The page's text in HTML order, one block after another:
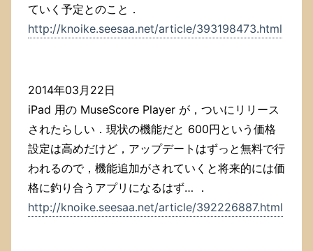
ていく予定とのこと．
http://knoike.seesaa.net/article/393198473.html
2014年03月22日
iPad 用の MuseScore Player が，ついにリリース
されたらしい．現状の機能だと 600円という価格
設定は高めだけど，アップデートはずっと無料で行
われるので，機能追加がされていくと将来的には価
格に釣り合うアプリになるはず… ．
http://knoike.seesaa.net/article/392226887.html